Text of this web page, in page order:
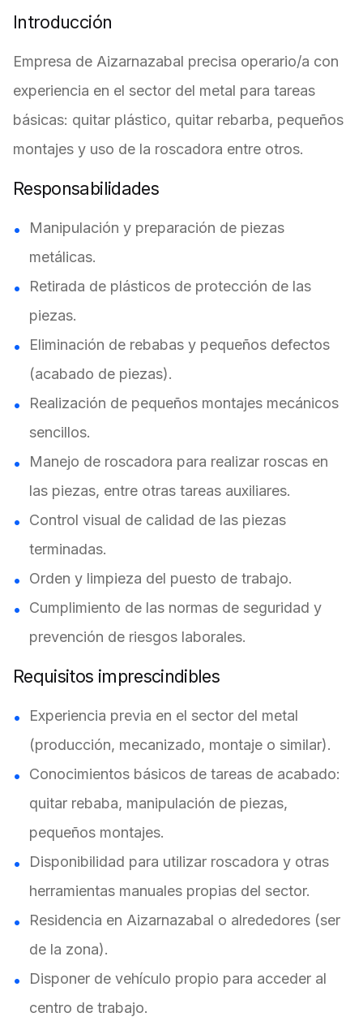
Introducción
Empresa de Aizarnazabal precisa operario/a con
experiencia en el sector del metal para tareas
básicas: quitar plástico, quitar rebarba, pequeños
montajes y uso de la roscadora entre otros.
Responsabilidades
Manipulación y preparación de piezas
metálicas.
Retirada de plásticos de protección de las
piezas.
Eliminación de rebabas y pequeños defectos
(acabado de piezas).
Realización de pequeños montajes mecánicos
sencillos.
Manejo de roscadora para realizar roscas en
las piezas, entre otras tareas auxiliares.
Control visual de calidad de las piezas
terminadas.
Orden y limpieza del puesto de trabajo.
Cumplimiento de las normas de seguridad y
prevención de riesgos laborales.
Requisitos imprescindibles
Experiencia previa en el sector del metal
(producción, mecanizado, montaje o similar).
Conocimientos básicos de tareas de acabado:
quitar rebaba, manipulación de piezas,
pequeños montajes.
Disponibilidad para utilizar roscadora y otras
herramientas manuales propias del sector.
Residencia en Aizarnazabal o alrededores (ser
de la zona).
Disponer de vehículo propio para acceder al
centro de trabajo.